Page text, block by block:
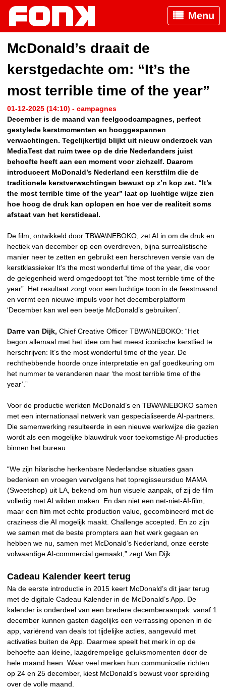
Menu
McDonald’s draait de
kerstgedachte om: “It’s the
most terrible time of the year”
01-12-2025 (14:10) - campagnes
December is de maand van feelgoodcampagnes, perfect
gestylede kerstmomenten en hooggespannen
verwachtingen. Tegelijkertijd blijkt uit nieuw onderzoek van
MediaTest dat ruim twee op de drie Nederlanders juist
behoefte heeft aan een moment voor zichzelf. Daarom
introduceert McDonald’s Nederland een kerstfilm die de
traditionele kerstverwachtingen bewust op z’n kop zet. “It’s
the most terrible time of the year” laat op luchtige wijze zien
hoe hoog de druk kan oplopen en hoe ver de realiteit soms
afstaat van het kerstideaal.
De film, ontwikkeld door TBWA\NEBOKO, zet AI in om de druk en
hectiek van december op een overdreven, bijna surrealistische
manier neer te zetten en gebruikt een herschreven versie van de
kerstklassieker It’s the most wonderful time of the year, die voor
de gelegenheid werd omgedoopt tot “the most terrible time of the
year”. Het resultaat zorgt voor een luchtige toon in de feestmaand
en vormt een nieuwe impuls voor het decemberplatform
‘December kan wel een beetje McDonald’s gebruiken’.
Darre van Dijk, Chief Creative Officer TBWA\NEBOKO: “Het
begon allemaal met het idee om het meest iconische kerstlied te
herschrijven: It’s the most wonderful time of the year. De
rechthebbende hoorde onze interpretatie en gaf goedkeuring om
het nummer te veranderen naar ‘the most terrible time of the
year’.”
Voor de productie werkten McDonald’s en TBWA\NEBOKO samen
met een internationaal netwerk van gespecialiseerde AI-partners.
Die samenwerking resulteerde in een nieuwe werkwijze die gezien
wordt als een mogelijke blauwdruk voor toekomstige AI-producties
binnen het bureau.
“We zijn hilarische herkenbare Nederlandse situaties gaan
bedenken en vroegen vervolgens het topregisseursduo MAMA
(Sweetshop) uit LA, bekend om hun visuele aanpak, of zij de film
volledig met AI wilden maken. En dan niet een net-niet-AI-film,
maar een film met echte production value, gecombineerd met de
craziness die AI mogelijk maakt. Challenge accepted. En zo zijn
we samen met de beste prompters aan het werk gegaan en
hebben we nu, samen met McDonald’s Nederland, onze eerste
volwaardige AI-commercial gemaakt,” zegt Van Dijk.
Cadeau Kalender keert terug
Na de eerste introductie in 2015 keert McDonald’s dit jaar terug
met de digitale Cadeau Kalender in de McDonald’s App. De
kalender is onderdeel van een bredere decemberaanpak: vanaf 1
december kunnen gasten dagelijks een verrassing openen in de
app, variërend van deals tot tijdelijke acties, aangevuld met
activaties buiten de App. Daarmee speelt het merk in op de
behoefte aan kleine, laagdrempelige geluksmomenten door de
hele maand heen. Waar veel merken hun communicatie richten
op 24 en 25 december, kiest McDonald’s bewust voor spreiding
over de volle maand.